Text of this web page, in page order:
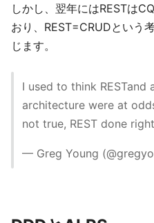
しかし、翌年にはRESTは
おり、REST=CRUDという
じます。
I used to think RESTand
architecture were at
not true, REST done
— Greg Young